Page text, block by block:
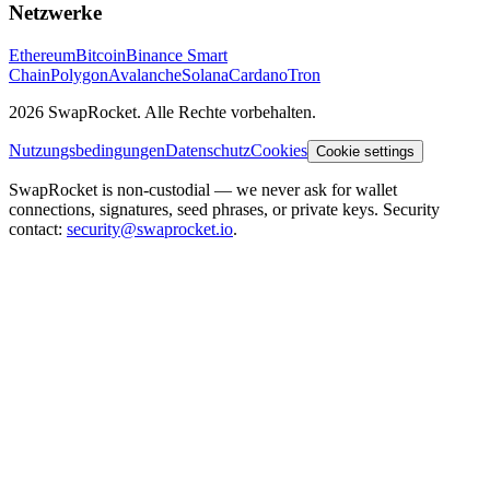
Netzwerke
EthereumBitcoinBinance Smart
ChainPolygonAvalancheSolanaCardanoTron
2026 SwapRocket. Alle Rechte vorbehalten.
NutzungsbedingungenDatenschutzCookies Cookie settings
SwapRocket is non-custodial — we never ask for wallet
connections, signatures, seed phrases, or private keys. Security
contact: security@swaprocket.io.